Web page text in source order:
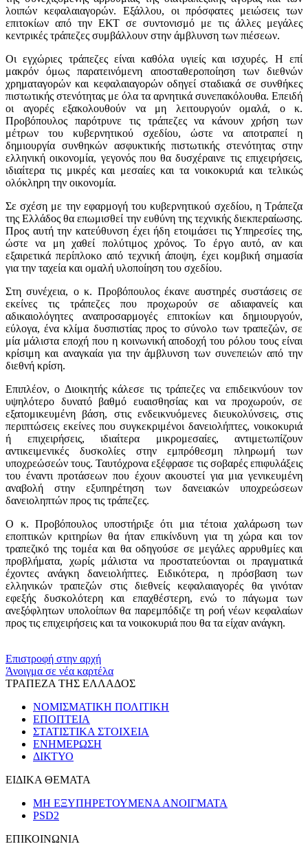
λοιπών κεφαλαιαγορών. Εξάλλου, οι πρόσφατες μειώσεις των
επιτοκίων από την ΕΚΤ σε συντονισμό με τις άλλες μεγάλες
κεντρικές τράπεζες συμβάλλουν στην άμβλυνση των πιέσεων.
Οι εγχώριες τράπεζες είναι καθόλα υγιείς και ισχυρές. Η επί
μακρόν όμως παρατεινόμενη αποσταθεροποίηση των διεθνών
χρηματαγορών και κεφαλαιαγορών οδηγεί σταδιακά σε συνθήκες
πιστωτικής στενότητας με όλα τα αρνητικά συνεπακόλουθα. Επειδή
οι αγορές εξακολουθούν να μη λειτουργούν ομαλά, ο κ.
Προβόπουλος παρότρυνε τις τράπεζες να κάνουν χρήση των
μέτρων του κυβερνητικού σχεδίου, ώστε να αποτραπεί η
δημιουργία συνθηκών ασφυκτικής πιστωτικής στενότητας στην
ελληνική οικονομία, γεγονός που θα δυσχέραινε τις επιχειρήσεις,
ιδιαίτερα τις μικρές και μεσαίες και τα νοικοκυριά και τελικώς
ολόκληρη την οικονομία.
Σε σχέση με την εφαρμογή του κυβερνητικού σχεδίου, η Τράπεζα
της Ελλάδος θα επωμισθεί την ευθύνη της τεχνικής διεκπεραίωσης.
Προς αυτή την κατεύθυνση έχει ήδη ετοιμάσει τις Υπηρεσίες της,
ώστε να μη χαθεί πολύτιμος χρόνος. Το έργο αυτό, αν και
εξαιρετικά περίπλοκο από τεχνική άποψη, έχει κομβική σημασία
για την ταχεία και ομαλή υλοποίηση του σχεδίου.
Στη συνέχεια, ο κ. Προβόπουλος έκανε αυστηρές συστάσεις σε
εκείνες τις τράπεζες που προχωρούν σε αδιαφανείς και
αδικαιολόγητες αναπροσαρμογές επιτοκίων και δημιουργούν,
εύλογα, ένα κλίμα δυσπιστίας προς το σύνολο των τραπεζών, σε
μία μάλιστα εποχή που η κοινωνική αποδοχή του ρόλου τους είναι
κρίσιμη και αναγκαία για την άμβλυνση των συνεπειών από την
διεθνή κρίση.
Επιπλέον, ο Διοικητής κάλεσε τις τράπεζες να επιδεικνύουν τον
υψηλότερο δυνατό βαθμό ευαισθησίας και να προχωρούν, σε
εξατομικευμένη βάση, στις ενδεικνυόμενες διευκολύνσεις, στις
περιπτώσεις εκείνες που συγκεκριμένοι δανειολήπτες, νοικοκυριά
ή επιχειρήσεις, ιδιαίτερα μικρομεσαίες, αντιμετωπίζουν
αντικειμενικές δυσκολίες στην εμπρόθεσμη πληρωμή των
υποχρεώσεών τους. Ταυτόχρονα εξέφρασε τις σοβαρές επιφυλάξεις
του έναντι προτάσεων που έχουν ακουστεί για μια γενικευμένη
αναβολή στην εξυπηρέτηση των δανειακών υποχρεώσεων
δανειοληπτών προς τις τράπεζες.
Ο κ. Προβόπουλος υποστήριξε ότι μια τέτοια χαλάρωση των
εποπτικών κριτηρίων θα ήταν επικίνδυνη για τη χώρα και τον
τραπεζικό της τομέα και θα οδηγούσε σε μεγάλες αρρυθμίες και
προβλήματα, χωρίς μάλιστα να προστατεύονται οι πραγματικά
έχοντες ανάγκη δανειολήπτες. Ειδικότερα, η πρόσβαση των
ελληνικών τραπεζών στις διεθνείς κεφαλαιαγορές θα γινόταν
εφεξής δυσκολότερη και επαχθέστερη, ενώ το πάγωμα των
ανεξόφλητων υπολοίπων θα παρεμπόδιζε τη ροή νέων κεφαλαίων
προς τις επιχειρήσεις και τα νοικοκυριά που θα τα είχαν ανάγκη.
Επιστροφή στην αρχή
Άνοιγμα σε νέα καρτέλα
ΤΡΑΠΕΖΑ ΤΗΣ ΕΛΛΑΔΟΣ
ΝΟΜΙΣΜΑΤΙΚΗ ΠΟΛΙΤΙΚΗ
ΕΠΟΠΤΕΙΑ
ΣΤΑΤΙΣΤΙΚΑ ΣΤΟΙΧΕΙΑ
ΕΝΗΜΕΡΩΣΗ
ΔΙΚΤΥΟ
ΕΙΔΙΚΑ ΘΕΜΑΤΑ
ΜΗ ΕΞΥΠΗΡΕΤΟΥΜΕΝΑ ΑΝΟΙΓΜΑΤΑ
PSD2
ΕΠΙΚΟΙΝΩΝΙΑ